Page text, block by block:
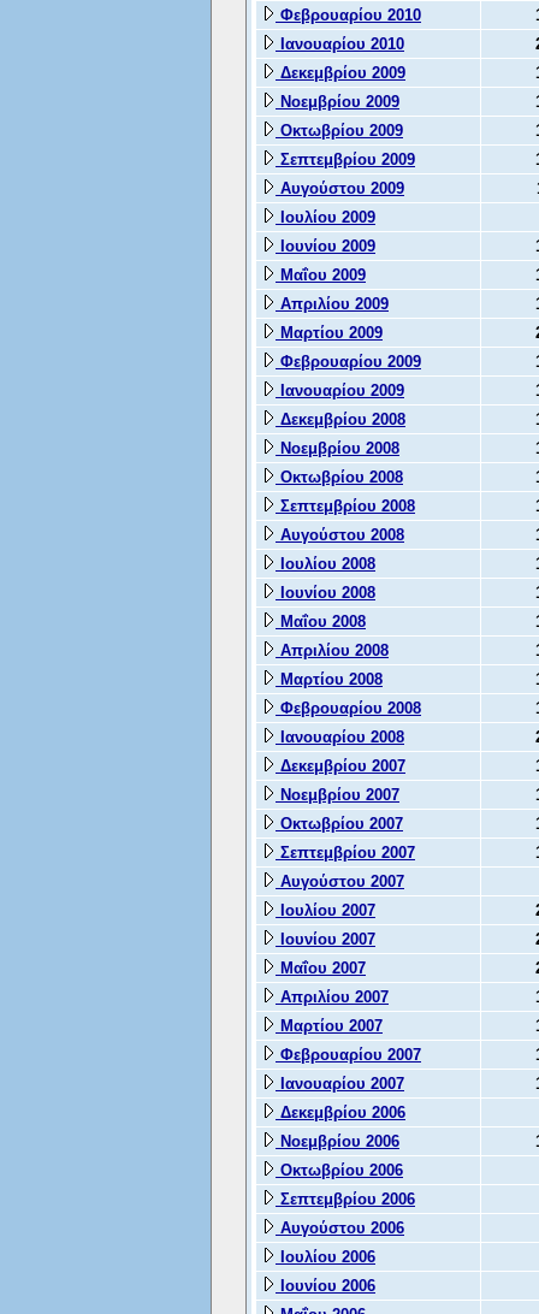
Φεβρουαρίου 2010
Ιανουαρίου 2010
Δεκεμβρίου 2009
Νοεμβρίου 2009
Οκτωβρίου 2009
Σεπτεμβρίου 2009
Αυγούστου 2009
Ιουλίου 2009
Ιουνίου 2009
Μαΐου 2009
Απριλίου 2009
Μαρτίου 2009
Φεβρουαρίου 2009
Ιανουαρίου 2009
Δεκεμβρίου 2008
Νοεμβρίου 2008
Οκτωβρίου 2008
Σεπτεμβρίου 2008
Αυγούστου 2008
Ιουλίου 2008
Ιουνίου 2008
Μαΐου 2008
Απριλίου 2008
Μαρτίου 2008
Φεβρουαρίου 2008
Ιανουαρίου 2008
Δεκεμβρίου 2007
Νοεμβρίου 2007
Οκτωβρίου 2007
Σεπτεμβρίου 2007
Αυγούστου 2007
Ιουλίου 2007
Ιουνίου 2007
Μαΐου 2007
Απριλίου 2007
Μαρτίου 2007
Φεβρουαρίου 2007
Ιανουαρίου 2007
Δεκεμβρίου 2006
Νοεμβρίου 2006
Οκτωβρίου 2006
Σεπτεμβρίου 2006
Αυγούστου 2006
Ιουλίου 2006
Ιουνίου 2006